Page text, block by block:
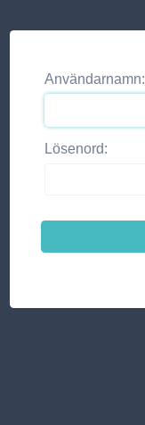
Användarnamn:
Lösenord: